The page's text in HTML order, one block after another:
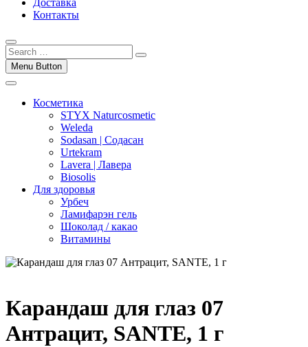
Доставка
Контакты
Menu Button
Косметика
STYX Naturcosmetic
Weleda
Sodasan | Содасан
Urtekram
Lavera | Лавера
Biosolis
Для здоровья
Урбеч
Ламифарэн гель
Шоколад / какао
Витамины
Карандаш для глаз 07
Антрацит, SANTE, 1 г